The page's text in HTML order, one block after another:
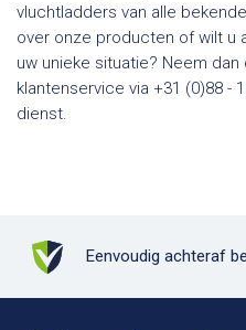
vluchtladders van alle
over onze producten of wilt u
uw unieke situatie? Neem
klantenservice via +31 (0)88 -
dienst.
Eenvoudig achteraf